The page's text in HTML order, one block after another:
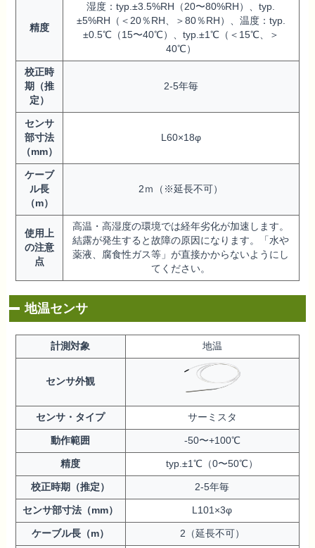
精度
湿度：typ.±3.5%RH（20〜80%RH）、typ.
±5%RH（＜20％RH、＞80％RH）、温度：typ.
±0.5℃（15〜40℃）、typ.±1℃（＜15℃、＞
40℃）
校正時
期（推
定）
2-5年毎
センサ
部寸法
（mm）
L60×18φ
ケーブ
ル長
（m）
2ｍ（※延長不可）
使用上
の注意
点
高温・高湿度の環境では経年劣化が加速します。
結露が発生すると故障の原因になります。「水や
薬液、腐食性ガス等」が直接かからないようにし
てください。
地温センサ
計測対象 地温
センサ外観
センサ・タイプ サーミスタ
動作範囲 -50〜+100℃
精度 typ.±1℃（0〜50℃）
校正時期（推定） 2-5年毎
センサ部寸法（mm） L101×3φ
ケーブル長（m） 2（延長不可）